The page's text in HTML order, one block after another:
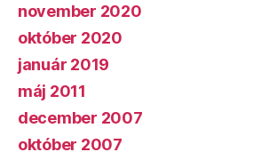
november 2020
október 2020
január 2019
máj 2011
december 2007
október 2007